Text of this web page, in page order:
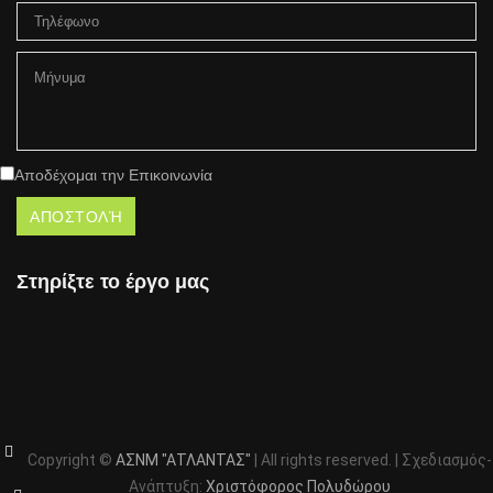
Αποδέχομαι την Επικοινωνία
Στηρίξτε το έργο μας
Copyright © ΑΣΝΜ "ΑΤΛΑΝΤΑΣ" | All rights reserved. | Σχεδιασμός-
Ανάπτυξη: Χριστόφορος Πολυδώρου